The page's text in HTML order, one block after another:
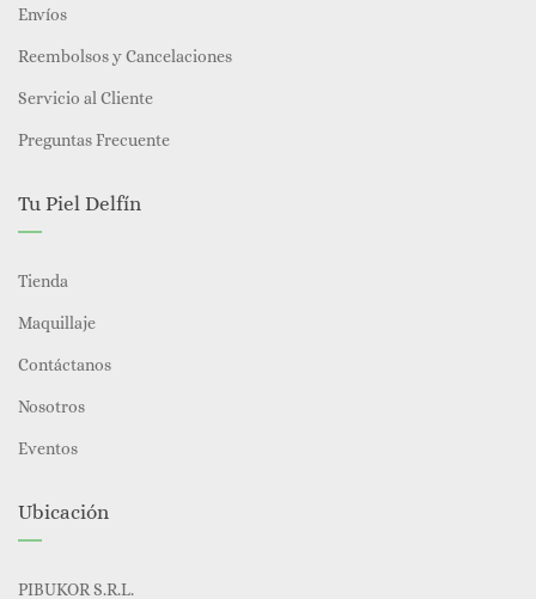
Envíos
Reembolsos y Cancelaciones
Servicio al Cliente
Preguntas Frecuente
Tu Piel Delfín
Tienda
Maquillaje
Contáctanos
Nosotros
Eventos
Ubicación
PIBUKOR S.R.L.